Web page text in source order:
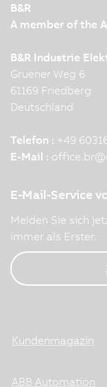
B&R
A member of the
B&R Industrie
Gruener Weg 6
61169 Friedberg
Deutschland
Telefon : +49
E-Mail : office.br@
E-Mail-Service
Melden Sie sich
immer als Erster.
Kundenmagazin
ABB Automation